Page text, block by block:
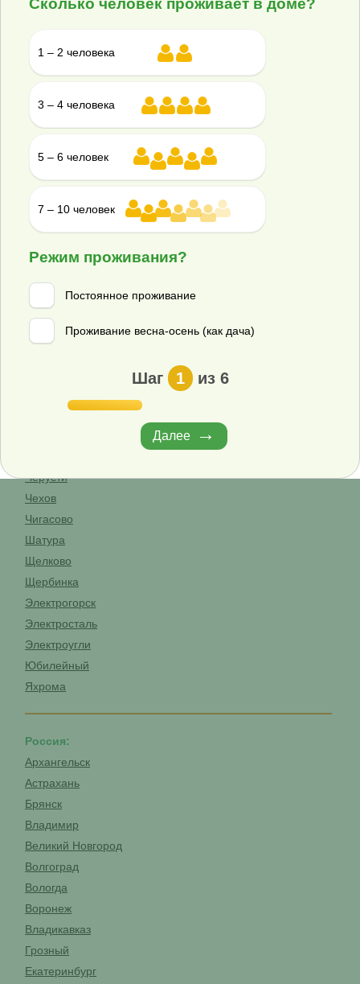
Реутов
Руза
Румянцево
Селятино
Серебряные Пруды
Серпухов
Солнечногорск
Старая Купавна
Сходня
Таганьково
Черусти
Чехов
Чигасово
Шатура
Щелково
Щербинка
Электрогорск
Электросталь
Электроугли
Юбилейный
Яхрома
Россия:
Архангельск
Астрахань
Брянск
Владимир
Великий Новгород
Волгоград
Вологда
Воронеж
Владикавказ
Грозный
Екатеринбург
Сколько человек проживает в доме?
1 – 2 человека
3 – 4 человека
5 – 6 человек
7 – 10 человек
Режим проживания?
Постоянное проживание
Проживание весна-осень (как дача)
Шаг 1 из 6
Далее